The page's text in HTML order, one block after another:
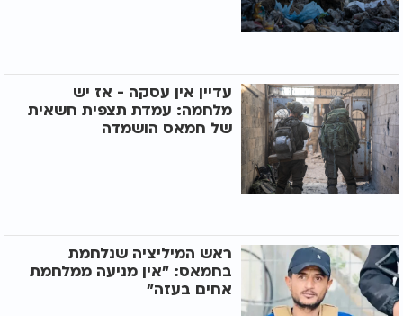
עדיין אין עסקה - אז יש
מלחמה: עמדת תצפית חשאית
של חמאס הושמדה
ראש המיליציה שנלחמת
בחמאס: "אין מניעה ממלחמת
אחים בעזה"